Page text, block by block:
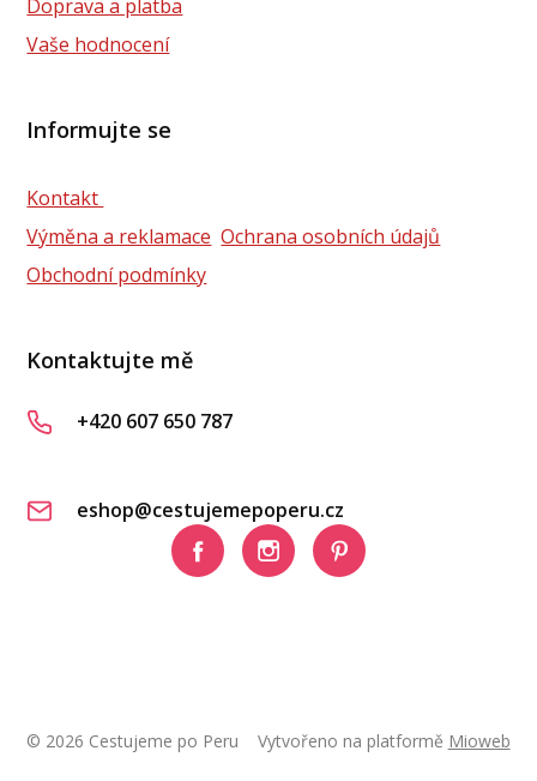
Doprava a platba
Vaše hodnocení
Informujte se
Kontakt
Výměna a reklamace Ochrana osobních údajů
Obchodní podmínky
Kontaktujte mě
+420 607 650 787
eshop@cestujemepoperu.cz
© 2026 Cestujeme po Peru Vytvořeno na platformě Mioweb